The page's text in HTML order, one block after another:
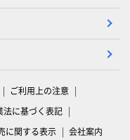
ご利用上の注意
法に基づく表記
に関する表示 会社案内